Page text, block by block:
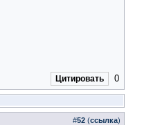
Цитировать 0
#52 (ссылка)